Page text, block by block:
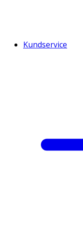
Kundservice